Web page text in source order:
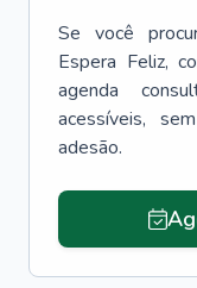
Se você
Espera Feliz,
agenda
acessíveis,
adesão.